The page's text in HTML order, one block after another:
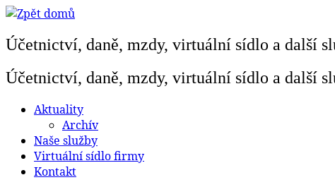
Skip
content
Účetnictví, daně, mzdy, virtuální sídlo a další
Účetnictví, daně, mzdy, virtuální sídlo a další
Aktuality
Archív
Naše služby
Virtuální sídlo firmy
Kontakt